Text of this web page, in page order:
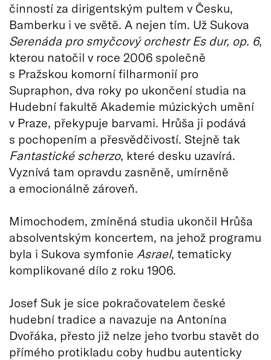
činností za dirigentským pultem v Česku,
Bamberku i ve světě. A nejen tím. Už Sukova
Serenáda pro smyčcový orchestr Es dur, op. 6,
kterou natočil v roce 2006 společně
s Pražskou komorní filharmonií pro
Supraphon, dva roky po ukončení studia na
Hudební fakultě Akademie múzických umění
v Praze, překypuje barvami. Hrůša ji podává
s pochopením a přesvědčivostí. Stejně tak
Fantastické scherzo, které desku uzavírá.
Vyznívá tam opravdu zasněně, umírněně
a emocionálně zároveň.
Mimochodem, zmíněná studia ukončil Hrůša
absolventským koncertem, na jehož programu
byla i Sukova symfonie Asrael, tematicky
komplikované dílo z roku 1906.
Josef Suk je sice pokračovatelem české
hudební tradice a navazuje na Antonína
Dvořáka, přesto již nelze jeho tvorbu stavět do
přímého protikladu coby hudbu autenticky